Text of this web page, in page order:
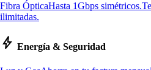
Fibra ÓpticaHasta 1Gbps simétricos.
ilimitadas.
bolt Energía & Seguridad